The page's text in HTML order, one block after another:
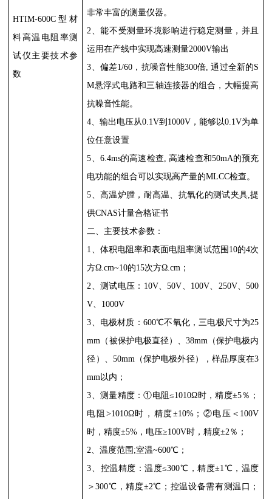
HTIM-600C 型材
料高温电阻率测
试仪主要技术参
数
非常丰富的测量仪器。
2 、能不受测量环境影响进行稳定测量，并且
运用在产线中实现高速测量2000V输出
3 、偏差1/60 ，抗噪音性能300倍 ,通过全新的S
M悬浮式电路和三轴连接器的组合，大幅提高
抗噪音性能。
4 、输出电压从0.1V到 1000V ，能够以0.1V为单
位任意设置
5
6.4ms的高速检查 ,高速检查和50mA的预充
电功能的组合可以实现高产量的MLCC检查。
5 、高温炉膛，耐高温、抗氧化的测试夹具 ,提
供CNAS计量合格证书
二、主要技术参数：
1
、体积电阻率和表面电阻率测试范围 10的4次
方Ω.cm~10的15次方Ω.cm ；
2 、测试电压： 10V、50V 100V 250V、500
V
1000V
3 、电极材质： 600℃不氧化，三电极尺寸为25
mm （被保护电极直径）、38mm （保护电极内
径）、 50mm （保护电极外径），样品厚度在3
mm 以内；
3 、测量精度：①电阻≤1010Ω 时，精度±5％；
电阻 >1010Ω时，精度±10%；②电压＜ 100V
时，精度±5% ，电压≥100V时，精度±2 ％；
2 、温度范围 ;室温~600℃ ；
3 、控温精度：温度≤300℃ ，精度±1℃ ，温度
＞300℃ ，精度±2℃ ；控温设备需有测温口；